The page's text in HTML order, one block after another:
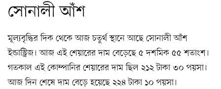
সোনালী আঁশ
মূল্যবৃদ্ধির দিক থেকে আজ চতুর্থ স্থানে আছে সোনালী আঁশ
ইন্ডাস্ট্রিজ। আজ এই শেয়ারের দাম বেড়েছে ৫ দশমিক ৫৫ শতাংশ।
গতকাল এই কোম্পানির শেয়ারের দাম ছিল ২১২ টাকা ৩০ পয়সা।
আজ দিন শেষে দাম বেড়ে হয়েছে ২২৪ টাকা ১০ পয়সা।